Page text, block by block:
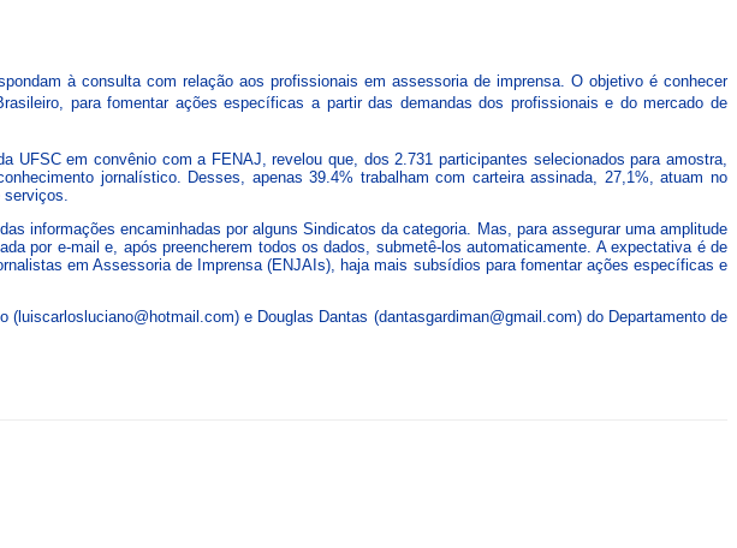
à consulta com relação aos profissionais em assessoria de imprensa. O objetivo é conhecer
para fomentar ações específicas a partir das demandas dos profissionais e do mercado de
em convênio com a FENAJ, revelou que, dos 2.731 participantes selecionados para amostra,
jornalístico. Desses, apenas 39.4% trabalham com carteira assinada, 27,1%, atuam no
serviços.
informações encaminhadas por alguns Sindicatos da categoria. Mas, para assegurar uma amplitude
por e-mail e, após preencherem todos os dados, submetê-los automaticamente. A expectativa é de
em Assessoria de Imprensa (ENJAIs), haja mais subsídios para fomentar ações específicas e
e Douglas Dantas (dantasgardiman@gmail.com) do Departamento de